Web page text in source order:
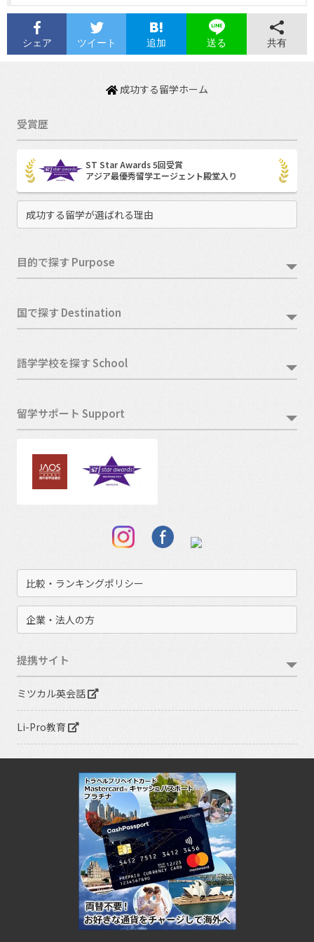
シェア ツイート 追加 送る 共有
成功する留学ホーム
受賞歴
ST Star Awards 5回受賞
アジア最優秀留学エージェント殿堂入り
成功する留学が選ばれる理由
目的で探す Purpose
国で探す Destination
語学学校を探す School
留学サポート Support
比較・ランキングポリシー
企業・法人の方
提携サイト
ミツカル英会話
Li-Pro教育